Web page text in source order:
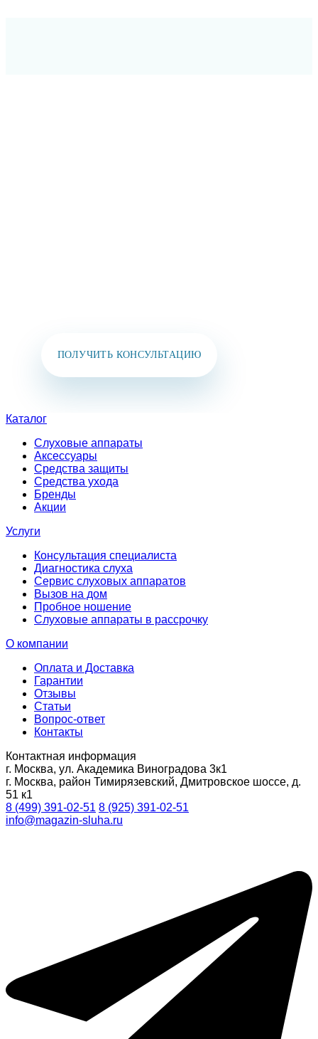
ПОЛУЧИТЬ КОНСУЛЬТАЦИЮ
Каталог
Слуховые аппараты
Аксессуары
Средства защиты
Средства ухода
Бренды
Акции
Услуги
Консультация специалиста
Диагностика слуха
Сервис слуховых аппаратов
Вызов на дом
Пробное ношение
Слуховые аппараты в рассрочку
О компании
Оплата и Доставка
Гарантии
Отзывы
Статьи
Вопрос-ответ
Контакты
Контактная информация
г. Москва, ул. Академика Виноградова 3к1
г. Москва, район Тимирязевский, Дмитровское шоссе, д.
51 к1
8 (499) 391-02-51 8 (925) 391-02-51
info@magazin-sluha.ru